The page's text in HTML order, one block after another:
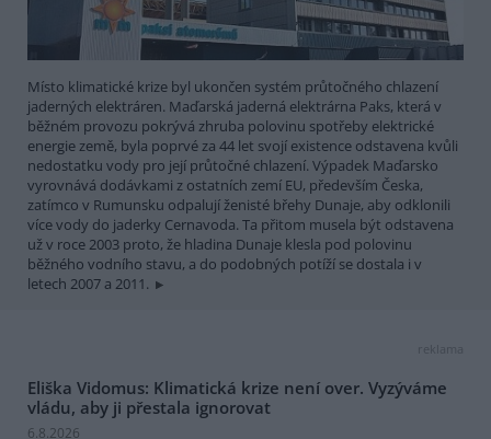
Místo klimatické krize byl ukončen systém průtočného chlazení
jaderných elektráren. Maďarská jaderná elektrárna Paks, která v
běžném provozu pokrývá zhruba polovinu spotřeby elektrické
energie země, byla poprvé za 44 let svojí existence odstavena kvůli
nedostatku vody pro její průtočné chlazení. Výpadek Maďarsko
vyrovnává dodávkami z ostatních zemí EU, především Česka,
zatímco v Rumunsku odpalují ženisté břehy Dunaje, aby odklonili
více vody do jaderky Cernavoda. Ta přitom musela být odstavena
už v roce 2003 proto, že hladina Dunaje klesla pod polovinu
běžného vodního stavu, a do podobných potíží se dostala i v
letech 2007 a 2011.
reklama
Eliška Vidomus: Klimatická krize není over. Vyzýváme
vládu, aby ji přestala ignorovat
6.8.2026